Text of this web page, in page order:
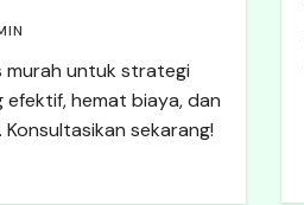
murah untuk strategi
hemat biaya, dan
sekarang!